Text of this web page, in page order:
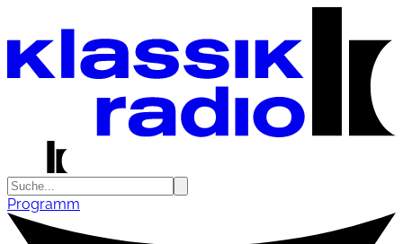
Programm